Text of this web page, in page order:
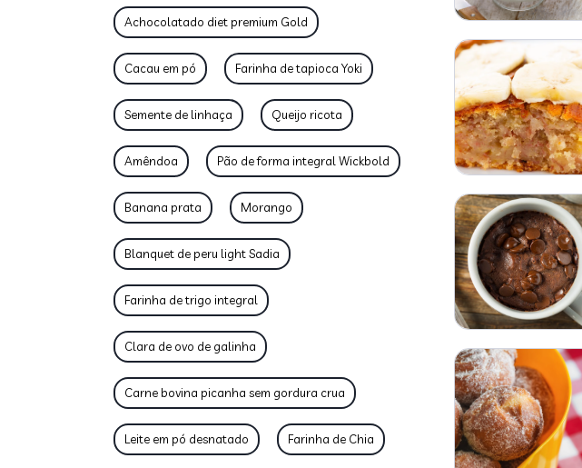
Achocolatado diet premium Gold
Cacau em pó Farinha de tapioca Yoki
Semente de linhaça Queijo ricota
Amêndoa Pão de forma integral Wickbold
Banana prata Morango
Blanquet de peru light Sadia
Farinha de trigo integral
Clara de ovo de galinha
Carne bovina picanha sem gordura crua
Leite em pó desnatado Farinha de Chia